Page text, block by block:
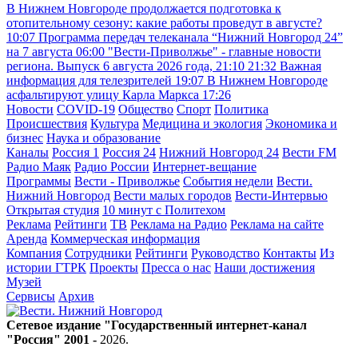
В Нижнем Новгороде продолжается подготовка к
отопительному сезону: какие работы проведут в августе?
10:07 Программа передач телеканала “Нижний Новгород 24”
на 7 августа 06:00 "Вести-Приволжье" - главные новости
региона. Выпуск 6 августа 2026 года, 21:10 21:32 Важная
информация для телезрителей 19:07 В Нижнем Новгороде
асфальтируют улицу Карла Маркса 17:26
Новости COVID-19 Общество Спорт Политика
Происшествия Культура Медицина и экология Экономика и
бизнес Наука и образование
Каналы Россия 1 Россия 24 Нижний Новгород 24 Вести FM
Радио Маяк Радио России Интернет-вещание
Программы Вести - Приволжье События недели Вести.
Нижний Новгород Вести малых городов Вести-Интервью
Открытая студия 10 минут с Политехом
Реклама Рейтинги ТВ Реклама на Радио Реклама на сайте
Аренда Коммерческая информация
Компания Сотрудники Рейтинги Руководство Контакты Из
истории ГТРК Проекты Пресса о нас Наши достижения
Музей
Сервисы Архив
Сетевое издание "Государственный интернет-канал
"Россия" 2001 - 2026.